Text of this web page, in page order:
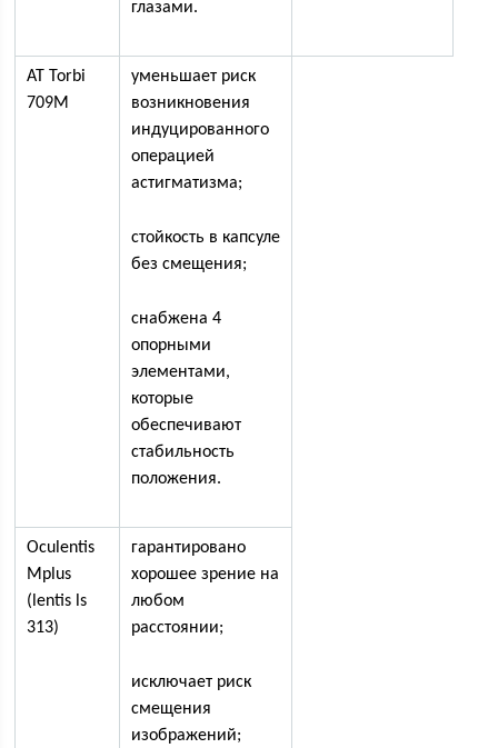
глазами.
AT Torbi
709M
уменьшает риск
возникновения
индуцированного
операцией
астигматизма;
стойкость в капсуле
без смещения;
снабжена 4
опорными
элементами,
которые
обеспечивают
стабильность
положения.
Oculentis
Mplus
(lentis ls
313)
гарантировано
хорошее зрение на
любом
расстоянии;
исключает риск
смещения
изображений;